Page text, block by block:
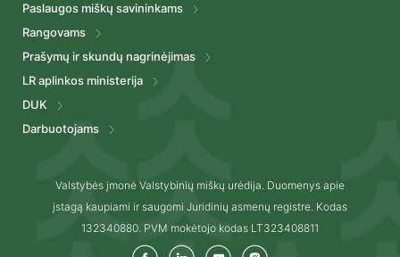
Paslaugos miškų savininkams
Rangovams
Prašymų ir skundų nagrinėjimas
LR aplinkos ministerija
DUK
Darbuotojams
Valstybės įmonė Valstybinių miškų urėdija. Duomenys apie
įstagą kaupiami ir saugomi Juridinių asmenų registre. Kodas
132340880. PVM mokėtojo kodas LT323408811